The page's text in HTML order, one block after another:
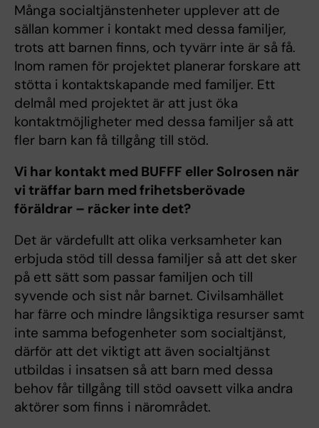
Många socialtjänstenheter upplever att de
sällan kommer i kontakt med dessa familjer,
trots att barnen finns, och tyvärr inte är så få.
Inom ramen för projektet planerar forskare att
stötta i kontaktskapande med familjer. Ett
delmål med projektet är att just öka
kontaktmöjligheter med dessa familjer så att
fler barn kan få tillgång till stöd.
Vi har kontakt med BUFFF eller Solrosen när
vi träffar barn med frihetsberövade
föräldrar – räcker inte det?
Det är värdefullt att olika verksamheter kan
erbjuda stöd till dessa familjer så att det sker
på ett sätt som passar familjen och till
syvende och sist når barnet. Civilsamhället
har färre och mindre långsiktiga resurser samt
inte samma befogenheter som socialtjänst,
därför att det viktigt att även socialtjänst
utbildas i insatsen så att barn med dessa
behov får tillgång till stöd oavsett vilka andra
aktörer som finns i närområdet.